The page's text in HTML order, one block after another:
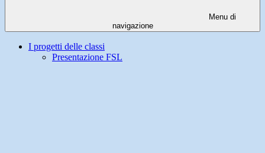
Menu di
navigazione
I progetti delle classi
Presentazione FSL